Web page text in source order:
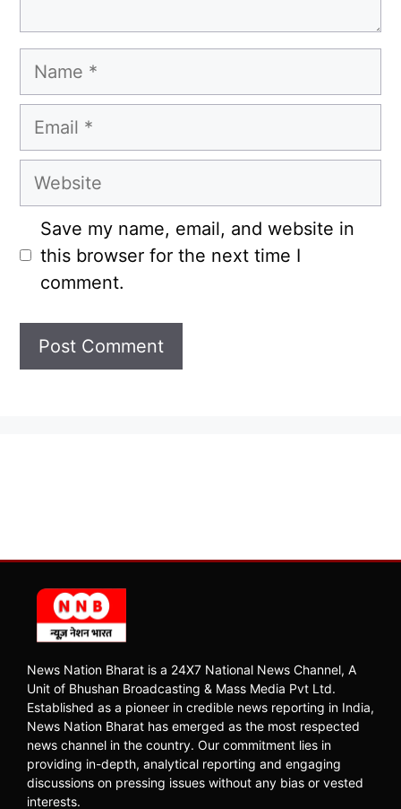
Name
Email
Website
Save my name, email, and website in
this browser for the next time I
comment.
News Nation Bharat is a 24X7 National News Channel, A
Unit of Bhushan Broadcasting & Mass Media Pvt Ltd.
Established as a pioneer in credible news reporting in India,
News Nation Bharat has emerged as the most respected
news channel in the country. Our commitment lies in
providing in-depth, analytical reporting and engaging
discussions on pressing issues without any bias or vested
interests.